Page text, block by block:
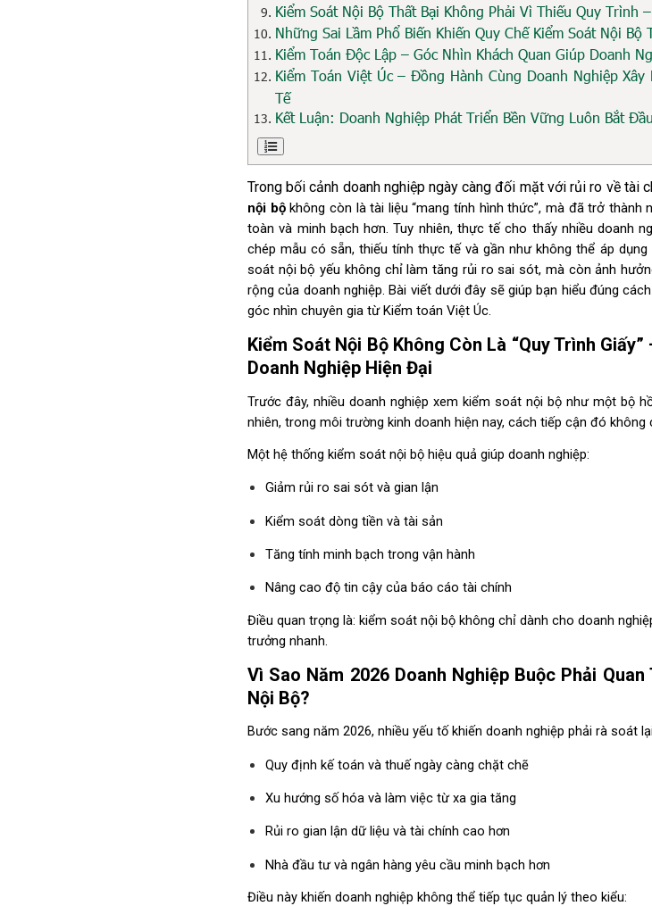
Kiểm Soát Nội Bộ Thất Bại Không Phải Vì Thiếu Quy Trình
Những Sai Lầm Phổ Biến Khiến Quy Chế Kiểm Soát Nội Bộ
Kiểm Toán Độc Lập – Góc Nhìn Khách Quan Giúp Doanh
Kiểm Toán Việt Úc – Đồng Hành Cùng Doanh Nghiệp
Tế
Kết Luận: Doanh Nghiệp Phát Triển Bền Vững Luôn Bắt
Trong bối cảnh doanh nghiệp ngày càng đối mặt với rủi ro về tài
nội bộ không còn là tài liệu “mang tính hình thức”, mà đã trở thành
toàn và minh bạch hơn. Tuy nhiên, thực tế cho thấy nhiều doanh
chép mẫu có sẵn, thiếu tính thực tế và gần như không thể áp
soát nội bộ yếu không chỉ làm tăng rủi ro sai sót, mà còn ảnh
rộng của doanh nghiệp. Bài viết dưới đây sẽ giúp bạn hiểu đúng
góc nhìn chuyên gia từ Kiểm toán Việt Úc.
Kiểm Soát Nội Bộ Không Còn Là “Quy Trình
Doanh Nghiệp Hiện Đại
Trước đây, nhiều doanh nghiệp xem kiểm soát nội bộ như một bộ
nhiên, trong môi trường kinh doanh hiện nay, cách tiếp cận đó không
Một hệ thống kiểm soát nội bộ hiệu quả giúp doanh nghiệp:
Giảm rủi ro sai sót và gian lận
Kiểm soát dòng tiền và tài sản
Tăng tính minh bạch trong vận hành
Nâng cao độ tin cậy của báo cáo tài chính
Điều quan trọng là: kiểm soát nội bộ không chỉ dành cho doanh
trưởng nhanh.
Vì Sao Năm 2026 Doanh Nghiệp Buộc Phải
Nội Bộ?
Bước sang năm 2026, nhiều yếu tố khiến doanh nghiệp phải rà soát
Quy định kế toán và thuế ngày càng chặt chẽ
Xu hướng số hóa và làm việc từ xa gia tăng
Rủi ro gian lận dữ liệu và tài chính cao hơn
Nhà đầu tư và ngân hàng yêu cầu minh bạch hơn
Điều này khiến doanh nghiệp không thể tiếp tục quản lý theo kiểu: